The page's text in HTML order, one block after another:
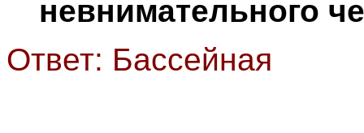
невнимательного
Ответ: Бассейная